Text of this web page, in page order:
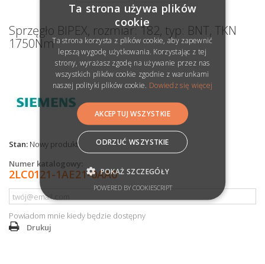
Sprzęgło BIPEX, rozmiar: 182, typ: BNT, TKN
1750Nm
Stan: Nowy produkt
Numer katalogowy:
2LC0121-1AE21-0AA0
Powiadom mnie kiedy będzie dostępny
Drukuj
Ta strona używa plików
cookie
Ta strona korzysta z plików cookie, aby zapewnić
lepszą wygodę użytkowania. Korzystając z tej
strony, wyrażasz zgodę na używanie przez nas
wszystkich plików cookie zgodnie z warunkami
naszej polityki plików cookie. Dowiedz się więcej
AKCEPTUJ WSZYSTKIE
ODRZUĆ WSZYSTKIE
POKAŻ SZCZEGÓŁY
POWERED BY COOKIESCRIPT